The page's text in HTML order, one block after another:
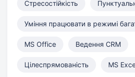
Стресостійкість
Уміння працювати в режимі
MS Office Ведення CRM
Цілеспрямованість MS